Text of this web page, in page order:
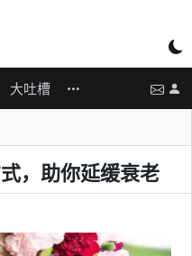
大吐槽
，助你延缓衰老